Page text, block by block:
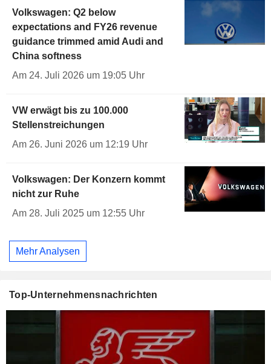
Volkswagen: Q2 below
expectations and FY26 revenue
guidance trimmed amid Audi and
China softness
Am 24. Juli 2026 um 19:05 Uhr
VW erwägt bis zu 100.000
Stellenstreichungen
Am 26. Juni 2026 um 12:19 Uhr
Volkswagen: Der Konzern kommt
nicht zur Ruhe
Am 28. Juli 2025 um 12:55 Uhr
Mehr Analysen
Top-Unternehmensnachrichten